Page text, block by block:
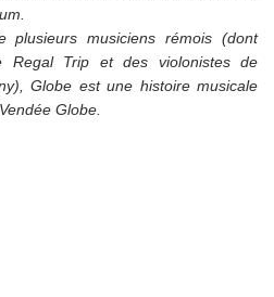
plusieurs musiciens rémois (dont
Regal Trip et des violonistes de
Globe est une histoire musicale
Globe.